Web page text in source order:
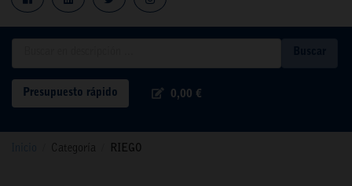
Presupuesto rápido 0,00 €
Categoría RIEGO